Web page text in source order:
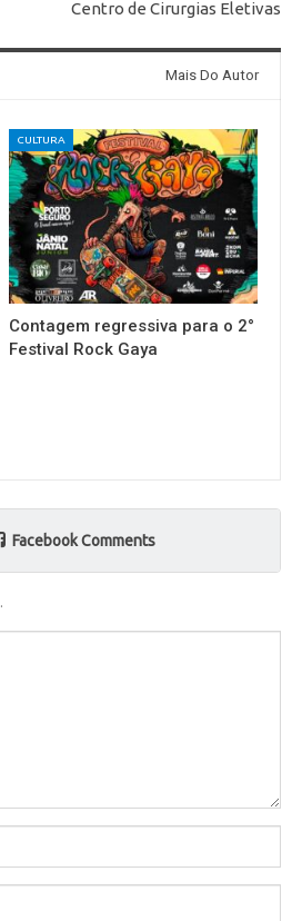
Centro de Cirurgias Eletivas
Mais Do Autor
CULTURA
Contagem regressiva para o 2°
Festival Rock Gaya
Facebook Comments